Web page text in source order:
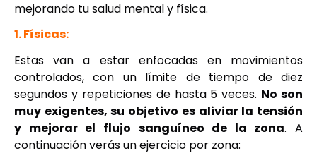
mejorando tu salud mental y física.
1. Físicas:
Estas van a estar enfocadas en movimientos
controlados, con un límite de tiempo de diez
segundos y repeticiones de hasta 5 veces. No son
muy exigentes, su objetivo es aliviar la tensión
y mejorar el flujo sanguíneo de la zona. A
continuación verás un ejercicio por zona: